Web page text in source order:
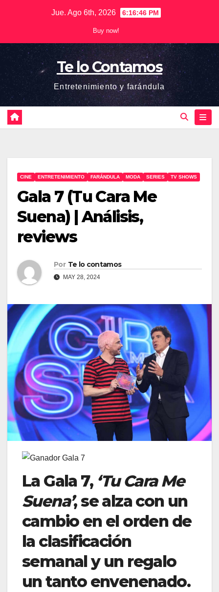
Jue. Ago 6th, 2026 6:16:47 PM
Buy now!
Te lo Contamos
Entretenimiento y farándula
CINE ENTRETENIMIENTO FARÁNDULA MODA SERIES TV SHOWS
Gala 7 (Tu Cara Me
Suena) | Análisis,
reviews
Por Te lo contamos
MAY 28, 2024
La Gala 7, ‘Tu Cara Me
Suena’, se alza con un
cambio en el orden de
la clasificación
semanal y un regalo
un tanto envenenado.